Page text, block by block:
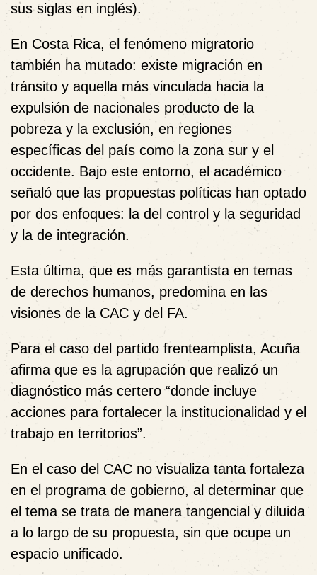
sus siglas en inglés).
En Costa Rica, el fenómeno migratorio
también ha mutado: existe migración en
tránsito y aquella más vinculada hacia la
expulsión de nacionales producto de la
pobreza y la exclusión, en regiones
específicas del país como la zona sur y el
occidente. Bajo este entorno, el académico
señaló que las propuestas políticas han optado
por dos enfoques: la del control y la seguridad
y la de integración.
Esta última, que es más garantista en temas
de derechos humanos, predomina en las
visiones de la CAC y del FA.
Para el caso del partido frenteamplista, Acuña
afirma que es la agrupación que realizó un
diagnóstico más certero “donde incluye
acciones para fortalecer la institucionalidad y el
trabajo en territorios”.
En el caso del CAC no visualiza tanta fortaleza
en el programa de gobierno, al determinar que
el tema se trata de manera tangencial y diluida
a lo largo de su propuesta, sin que ocupe un
espacio unificado.